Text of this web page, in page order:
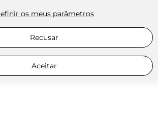
os meus parâmetros
Recusar
Aceitar